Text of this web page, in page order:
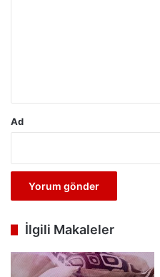
Ad
İlgili Makaleler